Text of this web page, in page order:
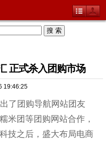
正式杀入团购市场
19:46:25
团购导航网站团友
米团等团购网站合作，
技之后，盛大布局电商